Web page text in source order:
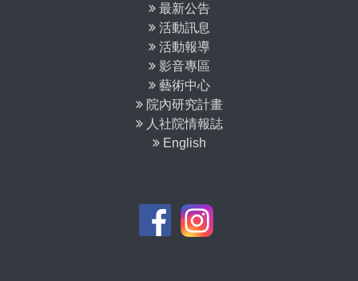
最新公告
活動訊息
活動報導
影音專區
藝術中心
院內研究計畫
人社院情報誌
English